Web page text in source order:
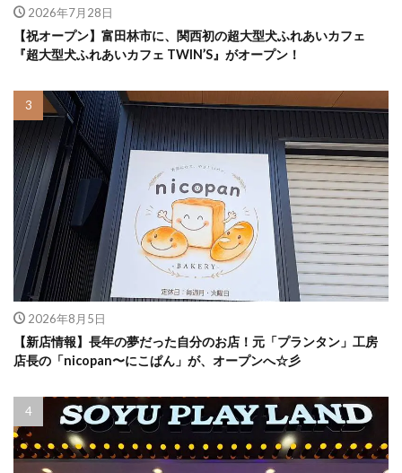
2026年7月28日
【祝オープン】富田林市に、関西初の超大型犬ふれあいカフェ
『超大型犬ふれあいカフェ TWIN’S』がオープン！
2026年8月5日
【新店情報】長年の夢だった自分のお店！元「プランタン」工房
店長の「nicopan〜にこぱん」が、オープンへ☆彡